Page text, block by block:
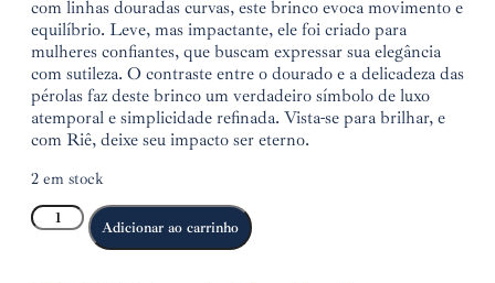
com linhas douradas curvas, este brinco evoca movimento e
equilíbrio. Leve, mas impactante, ele foi criado para
mulheres confiantes, que buscam expressar sua elegância
com sutileza. O contraste entre o dourado e a delicadeza das
pérolas faz deste brinco um verdadeiro símbolo de luxo
atemporal e simplicidade refinada. Vista-se para brilhar, e
com Riê, deixe seu impacto ser eterno.
2 em stock
Adicionar ao carrinho